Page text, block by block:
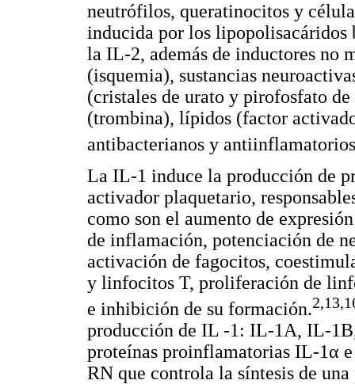
neutrófilos, queratinocitos y
inducida por los lipopolisacáridos
la IL-2, además de inductores no
(isquemia), sustancias
(cristales de urato y pirofosfato
(trombina), lípidos (factor
antibacterianos y
La IL-1 induce la producción de
activador plaquetario,
como son el aumento de
de inflamación, potenciación de
activación de fagocitos,
y linfocitos T, proliferación de
e inhibición de su formación.
producción de IL -1: IL-1A, IL-
proteínas proinflamatorias IL-1α
RN que controla la síntesis de